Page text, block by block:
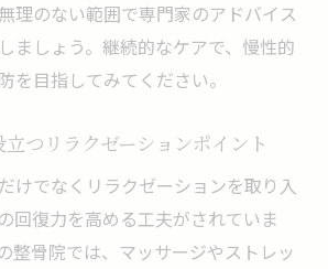
理のない範囲で専門家のアドバイス
ましょう。継続的なケアで、慢性的
を目指してみてください。
つリラクゼーションポイント
けでなくリラクゼーションを取り入
回復力を高める工夫がされていま
整骨院では、マッサージやストレッ